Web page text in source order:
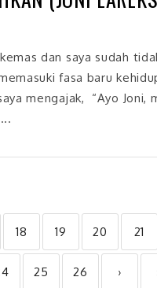
dan saya sudah
fasa baru
mengajak, “Ayo Joni,
18 19 20 21
25 26 ›